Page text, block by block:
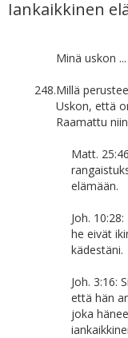
Iankaikkinen
Minä uskon
248.Millä
Uskon, että
Raamattu
Matt.
elämään.
Joh.
he eivät
kädestäni.
Joh. 3:16:
että hän
joka